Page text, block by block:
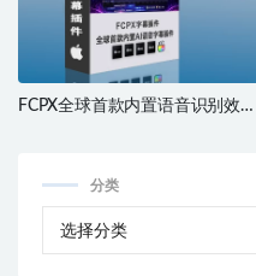
FCPX全球首款内置语音识别效果
分类